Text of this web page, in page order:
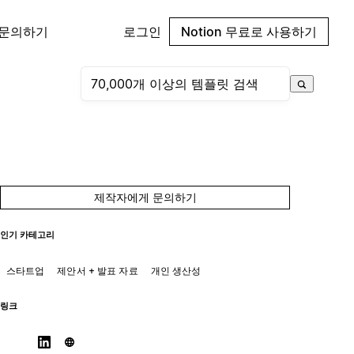
의하기 로그인 Notion 무료로 사용하기
제작자에게 문의하기
인기 카테고리
스타트업 제안서 + 발표 자료 개인 생산성
링크